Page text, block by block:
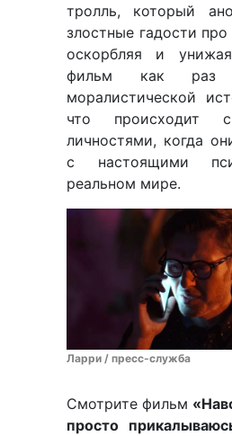
тролль, который
злостные гадости
оскорбляя и
фильм как раз
моралистической
что происходит
личностями, когда
с настоящими
реальном мире.
Ларри / пресс-служба
Смотрите фильм
просто